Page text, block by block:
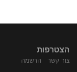
הצטרפות
צור קשר הרשמה